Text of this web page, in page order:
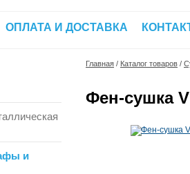
ОПЛАТА И ДОСТАВКА
и
Главная / Каталог товаров /
Фен-сушка